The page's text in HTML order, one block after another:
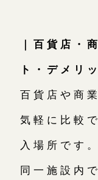
｜百貨店・
ト・デメリ
百貨店や商
気軽に比較
入場所です。
同一施設内